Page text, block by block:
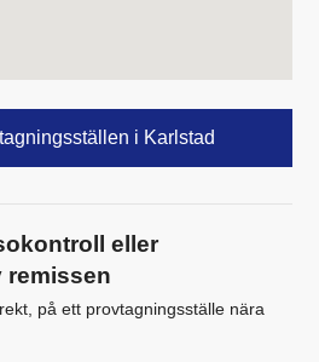
i Karlstad
eller
remissen
på ett provtagningsställe nära